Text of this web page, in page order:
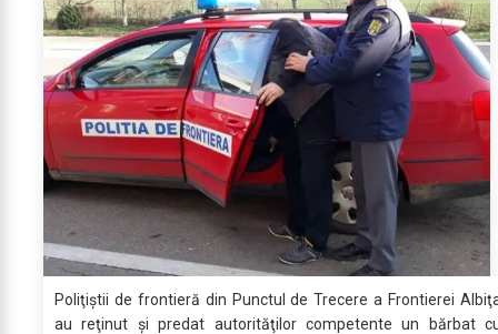
Poliţiştii de frontieră din Punctul de Trecere a Frontierei
au reţinut şi predat autorităţilor competente un bărbat